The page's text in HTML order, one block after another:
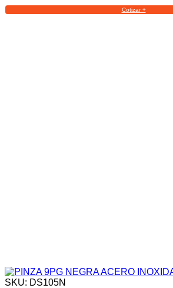
Cotizar +
SKU: DS105N